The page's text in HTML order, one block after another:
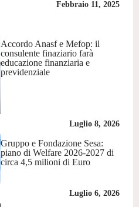
Febbraio 11, 2025
Accordo Anasf e Mefop: il
consulente finaziario farà
educazione finanziaria e
previdenziale
Luglio 8, 2026
Gruppo e Fondazione Sesa:
piano di Welfare 2026-2027 di
circa 4,5 milioni di Euro
Luglio 6, 2026